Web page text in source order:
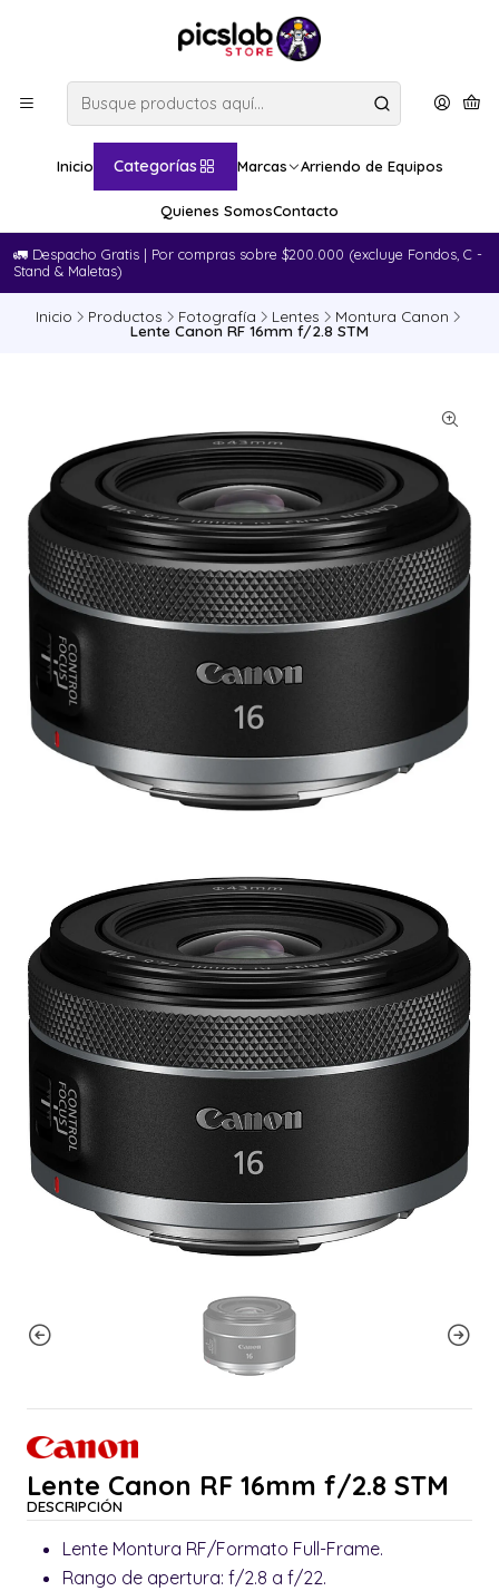
Inicio Categorías Marcas Arriendo de Equipos
Quienes SomosContacto
🚛​ Despacho Gratis | Por compras sobre $200.000 (excluye Fondos, C -
Stand & Maletas)
Inicio Productos Fotografía Lentes Montura Canon
Lente Canon RF 16mm f/2.8 STM
Lente Canon RF 16mm f/2.8 STM
DESCRIPCIÓN
Lente Montura RF/Formato Full-Frame.
Rango de apertura: f/2.8 a f/22.